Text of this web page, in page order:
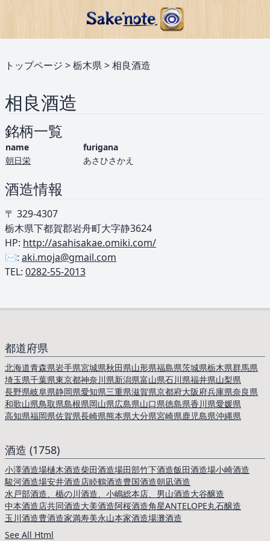
トップページ >栃木県>相良酒造
相良酒造
銘柄一覧
name
furigana
朝日栄
あさひさかえ
酒造情報
〒 329-4307
栃木県下都賀郡岩舟町大字静3624
HP: http://asahisakae.omiki.com/
✉️: aki.moja@gmail.com
TEL: ︎ 0282-55-2013
都道府県
北海道青森県岩手県宮城県秋田県山形県福島県茨城県栃木県群馬県
埼玉県千葉県東京都神奈川県新潟県富山県石川県福井県山梨県
長野県岐阜県静岡県愛知県三重県滋賀県京都府大阪府兵庫県奈良県
和歌山県鳥取県島根県岡山県広島県山口県徳島県香川県愛媛県
高知県福岡県佐賀県長崎県熊本県大分県宮崎県鹿児島県沖縄県
酒造 (1758)
小澤酒造場樋木酒造柴田酒造場田部竹下酒造飯田酒造場小崎酒造
駿河酒造場安井酒造店睦鶴酒造豊国酒造朝凪酒造
水戸部酒造、楯の川酒造、小嶋総本店、男山酒造大谷醸造
中本酒造店共同酒造大美酒造阿桜酒造角星ANTELOPE丸石醸造
玉川酒造豊酒造家満寿美永山本家酒造場灘酒造
See All Html